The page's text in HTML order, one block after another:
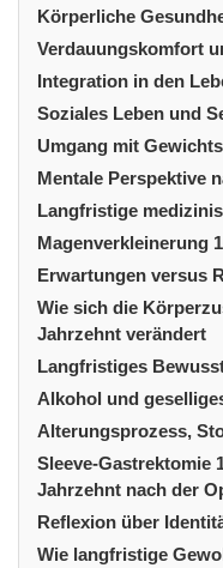
Körperliche
Verdauungskomfort
Integration in den
Soziales Leben und
Umgang mit
Mentale Perspektive
Langfristige
Magenverkleinerung
Erwartungen versus
Wie sich die
Jahrzehnt verändert
Langfristiges
Alkohol und
Alterungsprozess,
Sleeve-Gastrektomie
Jahrzehnt nach der
Reflexion über
Wie langfristige